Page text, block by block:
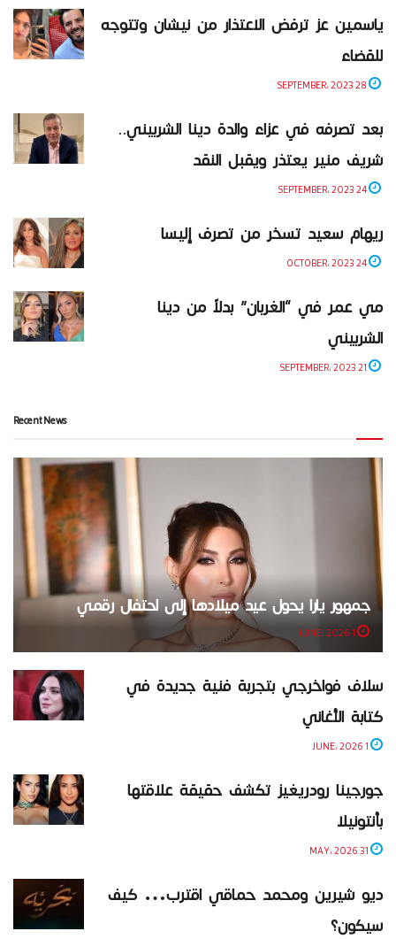
ياسمين عز ترفض الاعتذار من نيشان وتتوجه
للقضاء
بعد تصرفه في عزاء والدة دينا الشربيني..
شريف منير يعتذر ويقبل النقد
ريهام سعيد تسخر من تصرف إليسا
مي عمر في “الغربان” بدلاً من دينا
الشربيني
Recent News
جمهور يارا يحول عيد ميلادها إلى احتفال رقمي
سلاف فواخرجي بتجربة فنية جديدة في
كتابة الأغاني
جورجينا رودريغيز تكشف حقيقة علاقتها
بأنتونيلا
ديو شيرين ومحمد حماقي اقترب… كيف
سيكون؟